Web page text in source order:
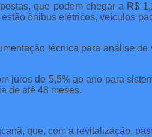
que podem chegar a R$
ônibus elétricos, veículos
técnica para análise
de 5,5% ao ano para
de até 48 meses.
que, com a revitalização,